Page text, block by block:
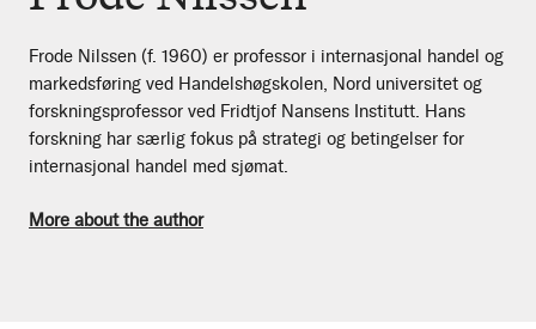
Frode Nilssen (f. 1960) er professor i internasjonal handel og
markedsføring ved Handelshøgskolen, Nord universitet og
forskningsprofessor ved Fridtjof Nansens Institutt. Hans
forskning har særlig fokus på strategi og betingelser for
internasjonal handel med sjømat.
More about the author